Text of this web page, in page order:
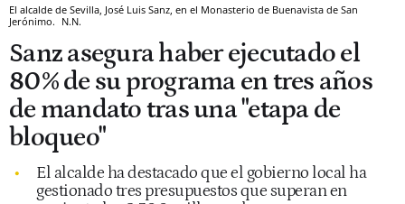
El alcalde de Sevilla, José Luis Sanz, en el Monasterio de Buenavista de San
Jerónimo. N.N.
Sanz asegura haber ejecutado el
80% de su programa en tres años
de mandato tras una "etapa de
bloqueo"
El alcalde ha destacado que el gobierno local ha
gestionado tres presupuestos que superan en